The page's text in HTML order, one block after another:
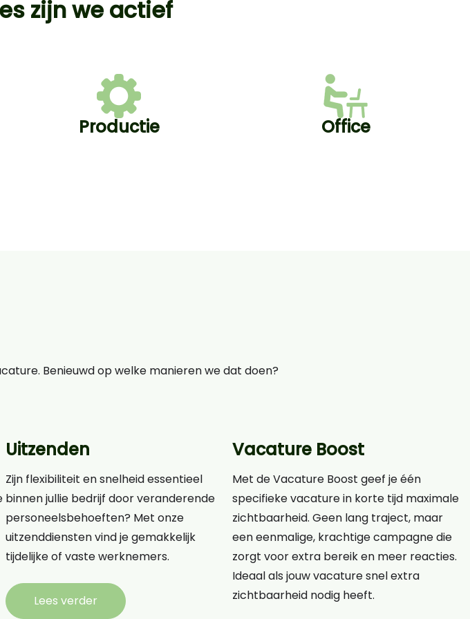
zijn we actief
Productie Office
Benieuwd op welke manieren we dat doen?
Uitzenden
Zijn flexibiliteit en snelheid essentieel
binnen jullie bedrijf door veranderende
personeelsbehoeften? Met onze
uitzenddiensten vind je gemakkelijk
tijdelijke of vaste werknemers.
Lees verder
Vacature Boost
Met de Vacature Boost geef je één
specifieke vacature in korte tijd maximale
zichtbaarheid. Geen lang traject, maar
een eenmalige, krachtige campagne die
zorgt voor extra bereik en meer reacties.
Ideaal als jouw vacature snel extra
zichtbaarheid nodig heeft.